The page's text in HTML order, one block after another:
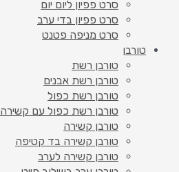
סרט פפיון ליום יום
סרט פפיון בדי ערב
סרט מניפה פטנט
טורבן
טורבן רשת
טורבן רשת אבנים
טורבן רשת כפול
טורבן רשת כפול עם קשירה
טורבן קשירה
טורבן קשירה בד קטיפה
טורבן קשירה לערב